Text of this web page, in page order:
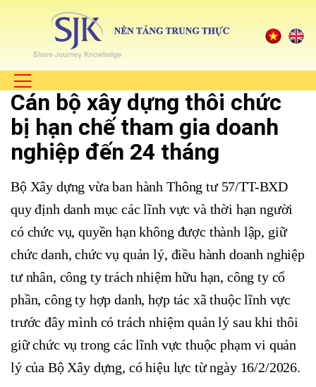
Cán bộ xây dựng thôi chức
bị hạn chế tham gia doanh
nghiệp đến 24 tháng
Bộ Xây dựng vừa ban hành Thông tư 57/TT-BXD
quy định danh mục các lĩnh vực và thời hạn người
có chức vụ, quyền hạn không được thành lập, giữ
chức danh, chức vụ quản lý, điều hành doanh nghiệp
tư nhân, công ty trách nhiệm hữu hạn, công ty cổ
phần, công ty hợp danh, hợp tác xã thuộc lĩnh vực
trước đây mình có trách nhiệm quản lý sau khi thôi
giữ chức vụ trong các lĩnh vực thuộc phạm vi quản
lý của Bộ Xây dựng, có hiệu lực từ ngày 16/2/2026.